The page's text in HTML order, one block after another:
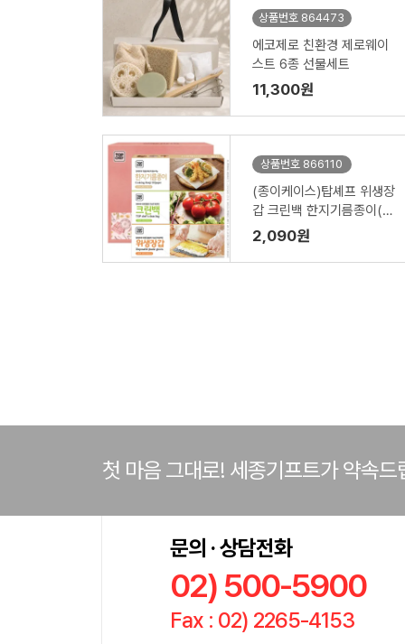
상품번호 864473
에코제로 친환경 제로웨이
스트 6종 선물세트
11,300원
상품번호 866110
(종이케이스)탑셰프 위생장
갑 크린백 한지기름종이(3
종)
2,090원
첫 마음 그대로! 세종기프트가 약속드
문의 · 상담전화
02) 500-5900
Fax : 02) 2265-4153